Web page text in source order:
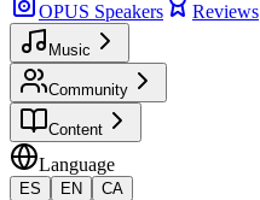
OPUS Speakers
Reviews
Music
Community
Content
Language
ES EN
CA